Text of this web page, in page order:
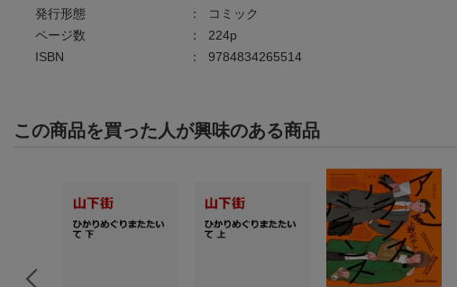
発行形態
：
コミック
ページ数
： 224p
ISBN
： 9784834265514
この商品を買った人が興味のある商品